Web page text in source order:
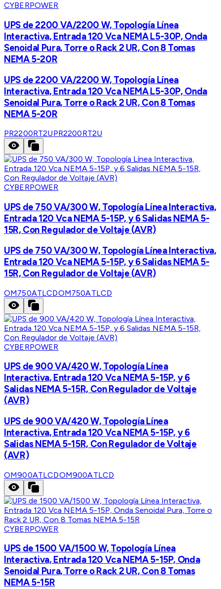
CYBERPOWER
UPS de 2200 VA/2200 W, Topología Línea
Interactiva, Entrada 120 Vca NEMA L5-30P, Onda
Senoidal Pura, Torre o Rack 2 UR, Con 8 Tomas
NEMA 5-20R
UPS de 2200 VA/2200 W, Topología Línea
Interactiva, Entrada 120 Vca NEMA L5-30P, Onda
Senoidal Pura, Torre o Rack 2 UR, Con 8 Tomas
NEMA 5-20R
PR2200RT2UPR2200RT2U
CYBERPOWER
UPS de 750 VA/300 W, Topología Línea Interactiva,
Entrada 120 Vca NEMA 5-15P, y 6 Salidas NEMA 5-
15R, Con Regulador de Voltaje (AVR)
UPS de 750 VA/300 W, Topología Línea Interactiva,
Entrada 120 Vca NEMA 5-15P, y 6 Salidas NEMA 5-
15R, Con Regulador de Voltaje (AVR)
OM750ATLCDOM750ATLCD
CYBERPOWER
UPS de 900 VA/420 W, Topología Línea
Interactiva, Entrada 120 Vca NEMA 5-15P, y 6
Salidas NEMA 5-15R, Con Regulador de Voltaje
(AVR)
UPS de 900 VA/420 W, Topología Línea
Interactiva, Entrada 120 Vca NEMA 5-15P, y 6
Salidas NEMA 5-15R, Con Regulador de Voltaje
(AVR)
OM900ATLCDOM900ATLCD
CYBERPOWER
UPS de 1500 VA/1500 W, Topología Línea
Interactiva, Entrada 120 Vca NEMA 5-15P, Onda
Senoidal Pura, Torre o Rack 2 UR, Con 8 Tomas
NEMA 5-15R